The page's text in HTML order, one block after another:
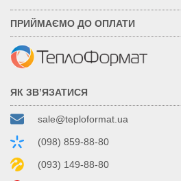
ПРИЙМАЄМО ДО ОПЛАТИ
ЯК ЗВ’ЯЗАТИСЯ
sale@teploformat.ua
(098) 859-88-80
(093) 149-88-80